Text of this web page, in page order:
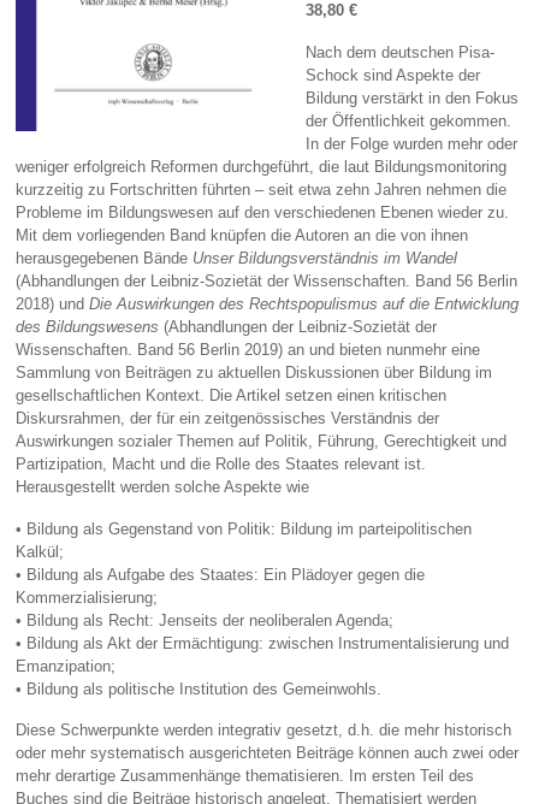
38,80 €
Nach dem deutschen Pisa-
Schock sind Aspekte der
Bildung verstärkt in den Fokus
der Öffentlichkeit gekommen.
In der Folge wurden mehr oder
weniger erfolgreich Reformen durchgeführt, die laut Bildungsmonitoring
kurzzeitig zu Fortschritten führten – seit etwa zehn Jahren nehmen die
Probleme im Bildungswesen auf den verschiedenen Ebenen wieder zu.
Mit dem vorliegenden Band knüpfen die Autoren an die von ihnen
herausgegebenen Bände Unser Bildungsverständnis im Wandel
(Abhandlungen der Leibniz-Sozietät der Wissenschaften. Band 56 Berlin
2018) undDie Auswirkungen des Rechtspopulismus auf die Entwicklung
des Bildungswesens (Abhandlungen der Leibniz-Sozietät der
Wissenschaften. Band 56 Berlin 2019) an und bieten nunmehr eine
Sammlung von Beiträgen zu aktuellen Diskussionen über Bildung im
gesellschaftlichen Kontext. Die Artikel setzen einen kritischen
Diskursrahmen, der für ein zeitgenössisches Verständnis der
Auswirkungen sozialer Themen auf Politik, Führung, Gerechtigkeit und
Partizipation, Macht und die Rolle des Staates relevant ist.
Herausgestellt werden solche Aspekte wie
• Bildung als Gegenstand von Politik: Bildung im parteipolitischen
Kalkül;
• Bildung als Aufgabe des Staates: Ein Plädoyer gegen die
Kommerzialisierung;
• Bildung als Recht: Jenseits der neoliberalen Agenda;
• Bildung als Akt der Ermächtigung: zwischen Instrumentalisierung und
Emanzipation;
• Bildung als politische Institution des Gemeinwohls.
Diese Schwerpunkte werden integrativ gesetzt, d.h. die mehr historisch
oder mehr systematisch ausgerichteten Beiträge können auch zwei oder
mehr derartige Zusammenhänge thematisieren. Im ersten Teil des
Buches sind die Beiträge historisch angelegt. Thematisiert werden